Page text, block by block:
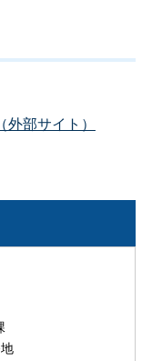
部サイト）